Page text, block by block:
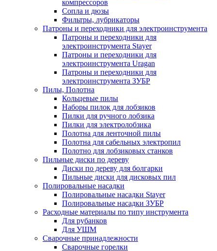
компрессоров
Сопла и дюзы
Фильтры, лубрикаторы
Патроны и переходники для электроинструмента
Патроны и переходники для
электроинструмента Stayer
Патроны и переходники для
электроинструмента Uragan
Патроны и переходники для
электроинструмента ЗУБР
Пилы, Полотна
Кольцевые пилы
Наборы пилок для лобзиков
Пилки для ручного лобзика
Пилки для электролобзика
Полотна для ленточной пилы
Полотна для сабельных электропил
Полотно для лобзиковых станков
Пильные диски по дереву
Диски по дереву для болгарки
Пильные диски для дисковых пил
Полировальные насадки
Полировальные насадки Stayer
Полировальные насадки ЗУБР
Расходные материалы по типу инструмента
Для рубанков
Для УШМ
Сварочные принадлежности
Сварочные горелки